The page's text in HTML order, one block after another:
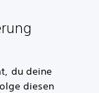
du deine
diesen